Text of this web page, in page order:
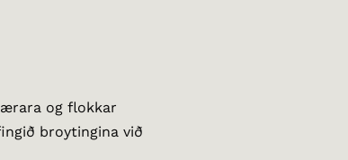
og flokkar
broytingina við